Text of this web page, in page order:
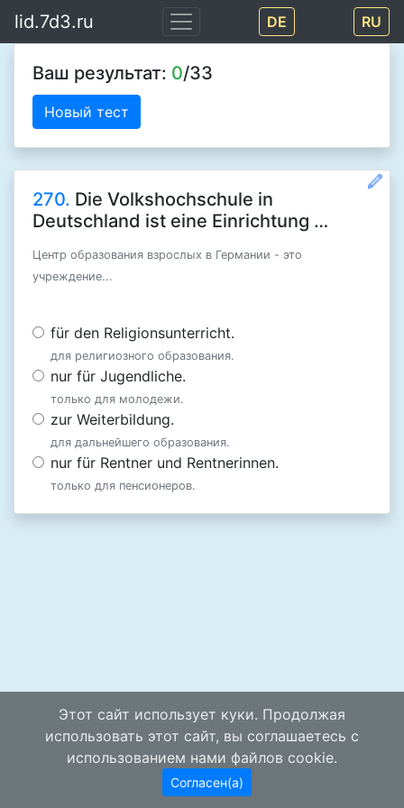
lid.7d3.ru DE RU
Ваш результат: 0/33
Новый тест
270. Die Volkshochschule in
Deutschland ist eine Einrichtung …
Центр образования взрослых в Германии - это
учреждение...
für den Religionsunterricht.
для религиозного образования.
nur für Jugendliche.
только для молодежи.
zur Weiterbildung.
для дальнейшего образования.
nur für Rentner und Rentnerinnen.
только для пенсионеров.
Этот сайт использует куки. Продолжая
использовать этот сайт, вы соглашаетесь с
использованием нами файлов cookie.
Согласен(а)